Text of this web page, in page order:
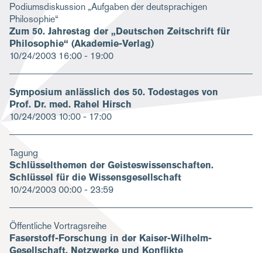
Podiumsdiskussion „Aufgaben der deutsprachigen
Philosophie“
Zum 50. Jahrestag der „Deutschen Zeitschrift für
Philosophie“ (Akademie-Verlag)
10/24/2003 16:00 - 19:00
Symposium anlässlich des 50. Todestages von
Prof. Dr. med. Rahel Hirsch
10/24/2003 10:00 - 17:00
Tagung
Schlüsselthemen der Geisteswissenschaften.
Schlüssel für die Wissensgesellschaft
10/24/200300:00 - 23:59
Öffentliche Vortragsreihe
Faserstoff-Forschung in der Kaiser-Wilhelm-